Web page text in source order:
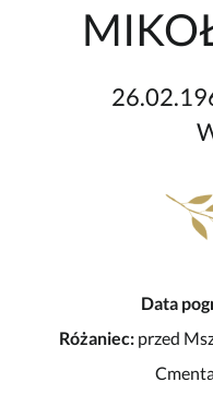
Data
Różaniec:przed